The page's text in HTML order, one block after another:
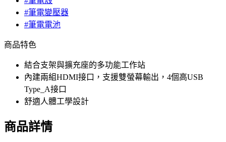
#筆電變壓器
#筆電電池
商品特色
結合支架與擴充座的多功能工作站
內建兩組HDMI接口，支援雙螢幕輸出，4個高USB
Type_A接口
舒適人體工學設計
商品詳情